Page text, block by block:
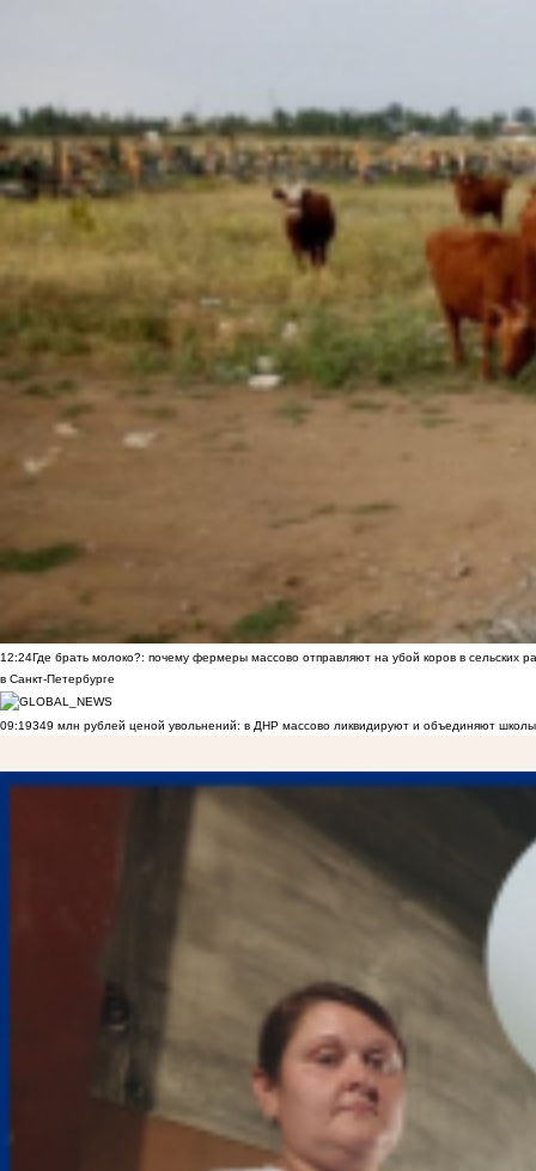
12:24Где брать молоко?: почему фермеры массово отправляют на убой коров в сельских
в Санкт-Петербурге
09:19349 млн рублей ценой увольнений: в ДНР массово ликвидируют и объединяют